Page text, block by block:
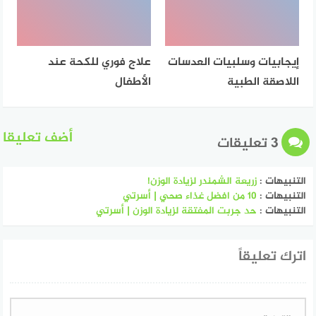
إيجابيات وسلبيات العدسات
اللاصقة الطبية
علاج فوري للكحة عند
الأطفال
3 تعليقات أضف تعليقا
التنبيهات :زريعة الشمندر لزيادة الوزن!
التنبيهات : 10 من افضل غذاء صحي | أسرتي
التنبيهات : حد جربت المفتقة لزيادة الوزن | أسرتي
اترك تعليقاً